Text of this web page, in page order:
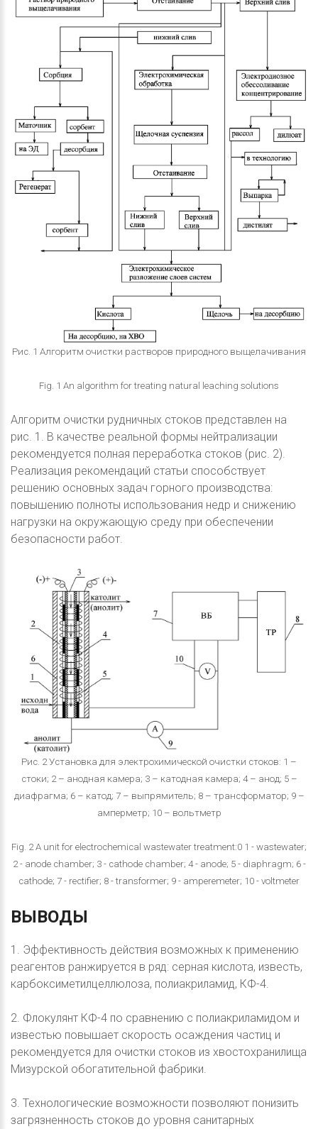
Рис. 1 Алгоритм очистки растворов природного выщелачивания
Fig. 1 An algorithm for treating natural leaching solutions
Алгоритм очистки рудничных стоков представлен на
рис. 1. В качестве реальной формы нейтрализации
рекомендуется полная переработка стоков (рис. 2).
Реализация рекомендаций статьи способствует
решению основных задач горного производства:
повышению полноты использования недр и снижению
нагрузки на окружающую среду при обеспечении
безопасности работ.
Рис. 2 Установка для электрохимической очистки стоков: 1 –
стоки; 2 – анодная камера; 3 – катодная камера; 4 – анод; 5 –
диафрагма; 6 – катод; 7 – выпрямитель; 8 – трансформатор; 9 –
амперметр; 10 – вольтметр
Fig. 2 A unit for electrochemical wastewater treatment:0 1 - wastewater;
2 - anode chamber; 3 - cathode chamber; 4 - anode; 5 - diaphragm; 6 -
cathode; 7 - rectifier; 8 - transformer; 9 - amperemeter; 10 - voltmeter
ВЫВОДЫ
1. Эффективность действия возможных к применению
реагентов ранжируется в ряд: серная кислота, известь,
карбоксиметилцеллюлоза, полиакриламид, КФ-4.
2. Флокулянт КФ-4 по сравнению с полиакриламидом и
известью повышает скорость осаждения частиц и
рекомендуется для очистки стоков из хвостохранилища
Мизурской обогатительной фабрики.
3. Технологические возможности позволяют понизить
загрязненность стоков до уровня санитарных